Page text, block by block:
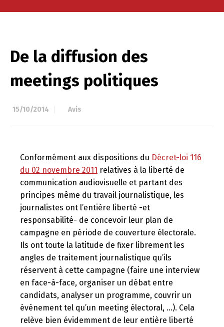
De la diffusion des
meetings politiques
15/10/2014 Avis
Conformément aux dispositions du Décret-loi 116
du 02 novembre 2011 relatives à la liberté de
communication audiovisuelle et partant des
principes même du travail journalistique, les
journalistes ont l’entière liberté -et
responsabilité- de concevoir leur plan de
campagne en période de couverture électorale.
Ils ont toute la latitude de fixer librement les
angles de traitement journalistique qu’ils
réservent à cette campagne (faire une interview
en face-à-face, organiser un débat entre
candidats, analyser un programme, couvrir un
événement tel qu’un meeting électoral, …). Cela
relève bien évidemment de leur entière liberté